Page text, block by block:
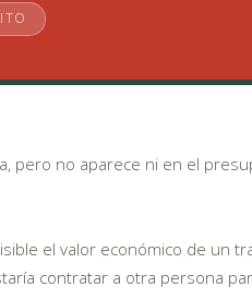
pero no aparece ni en el
el valor económico de un
contratar a otra persona